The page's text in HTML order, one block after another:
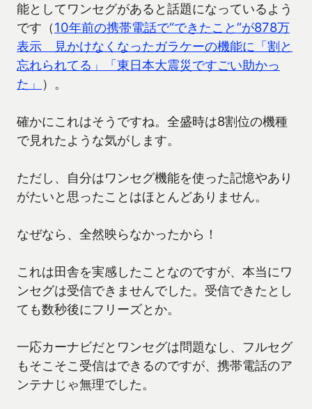
能としてワンセグがあると話題になっているよう
です（10年前の携帯電話で“できたこと”が878万
表示 見かけなくなったガラケーの機能に「割と
忘れられてる」「東日本大震災ですごい助かっ
た」 ）。
確かにこれはそうですね。全盛時は8割位の機種
で見れたような気がします。
ただし、自分はワンセグ機能を使った記憶やあり
がたいと思ったことはほとんどありません。
なぜなら、全然映らなかったから！
これは田舎を実感したことなのですが、本当にワ
ンセグは受信できませんでした。受信できたとし
ても数秒後にフリーズとか。
一応カーナビだとワンセグは問題なし、フルセグ
もそこそこ受信はできるのですが、携帯電話のア
ンテナじゃ無理でした。